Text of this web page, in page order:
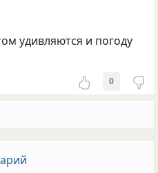
удивляются и погоду
0